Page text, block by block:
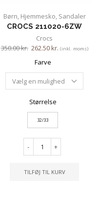
Børn, Hjemmesko, Sandaler
CROCS 211020-6ZW
Crocs
350.00kr. 262.50kr. (inkl. moms)
Farve
Størrelse
32/33
- +
TILFØJ TIL KURV